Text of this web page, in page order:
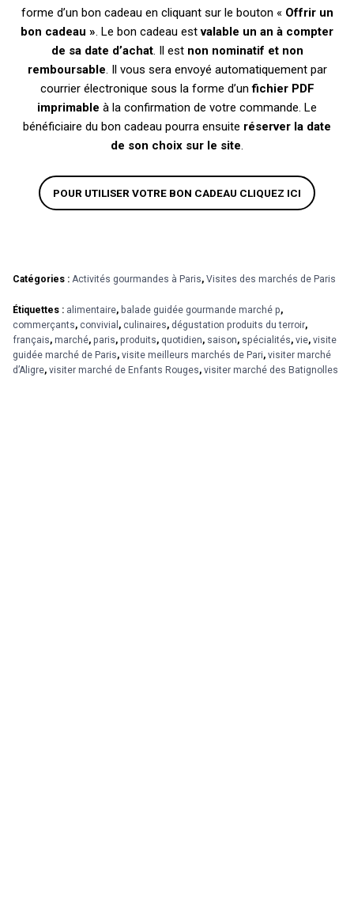
forme d’un bon cadeau en cliquant sur le bouton « Offrir un
bon cadeau ». Le bon cadeau estvalable un an à compter
de sa date d’achat. Il est non nominatif et non
remboursable. Il vous sera envoyé automatiquement par
courrier électronique sous la forme d’unfichier PDF
imprimable à la confirmation de votre commande. Le
bénéficiaire du bon cadeau pourra ensuite réserver la date
de son choix sur le site.
POUR UTILISER VOTRE BON CADEAU CLIQUEZ ICI
Catégories : Activités gourmandes à Paris, Visites des marchés de Paris
Étiquettes : alimentaire, balade guidée gourmande marché p,
commerçants, convivial , culinaires, dégustation produits du terroir,
français, marché, paris, produits, quotidien, saison, spécialités, vie, visite
guidée marché de Paris, visite meilleurs marchés de Pari, visiter marché
d’Aligre, visiter marché de Enfants Rouges, visiter marché des Batignolles